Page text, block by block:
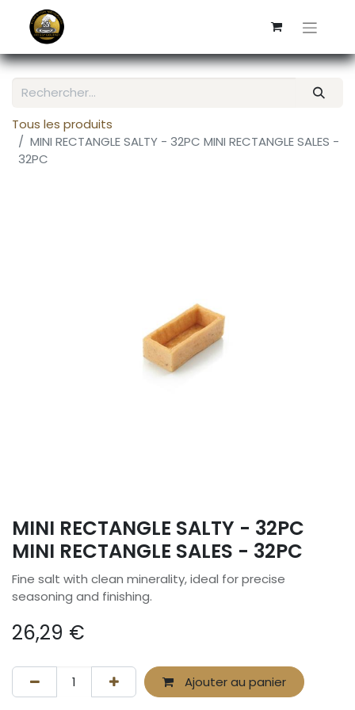
Tous les produits
MINI RECTANGLE SALTY - 32PC MINI RECTANGLE SALES -
32PC
MINI RECTANGLE SALTY - 32PC
MINI RECTANGLE SALES - 32PC
Fine salt with clean minerality, ideal for precise
seasoning and finishing.
26,29 €
Ajouter au panier